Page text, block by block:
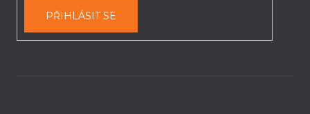
PŘIHLÁSIT SE